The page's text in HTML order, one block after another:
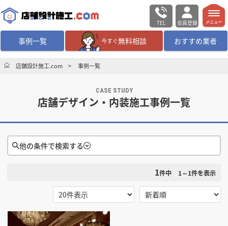
TEL 会員登録
事例一覧 今すぐ無料相談 おすすめ業者
無料相談 ログイン／会員登録
デザイン設計・施工 業者を探す
店舗・商業施設の施工事例を探す
マッチング案件一覧
内装の費用相場シミュレーター
メニュー
店舗設計施工.com 事例一覧
CASE STUDY
店舗デザイン・内装施工事例一覧
他の条件で検索する
検索条件をクリア
高知県
1件中 1～1件を表示